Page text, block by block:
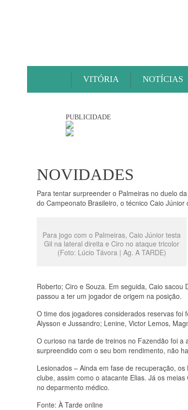
VITÓRIA NOTÍCIAS
PUBLICIDADE
NOVIDADES
Para tentar surpreender o Palmeiras no duelo
do Campeonato Brasileiro, o técnico Caio
Para jogo com o Palmeiras, Caio Júnior testa
Gil na lateral direita e Ciro no ataque tricolor
(Foto: Lúcio Távora | Ag. A TARDE)
Roberto; Ciro e Souza. Em seguida, Caio
passou a ter um jogador de origem na posição.
O time dos jogadores considerados reservas
Alysson e Jussandro; Lenine, Victor Lemos,
O curioso na tarde de treinos no Fazendão foi
surpreendido com o seu bom rendimento, não
Lesionados – Ainda em fase de recuperação,
clube, assim como o atacante Elias. Já os
no deparmento médico.
Fonte: À Tarde online